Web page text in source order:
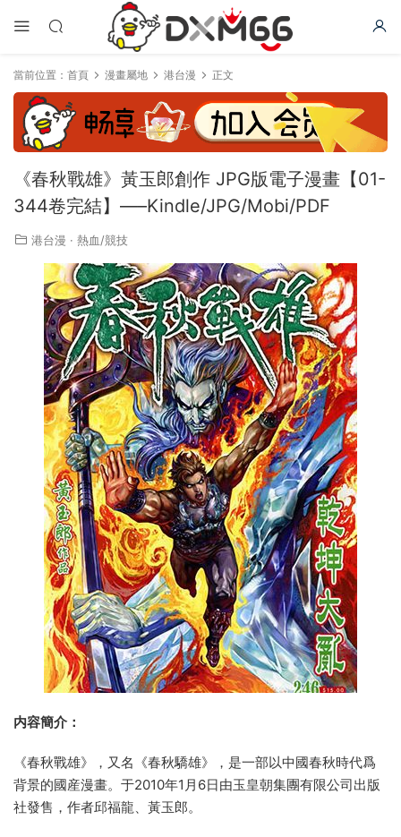
當前位置： 首頁 漫畫屬地 港台漫 正文
《春秋戰雄》黃玉郎創作 JPG版電子漫畫【01-
344卷完結】—–Kindle/JPG/Mobi/PDF
港台漫 · 熱血/競技
内容簡介：
《春秋戰雄》，又名《春秋驕雄》，是一部以中國春秋時代爲
背景的國産漫畫。于2010年1月6日由玉皇朝集團有限公司出版
社發售，作者邱福龍、黃玉郎。